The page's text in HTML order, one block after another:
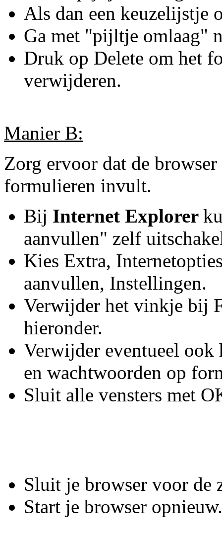
Als dan een keuzelijstje
Ga met "pijltje omlaag"
Druk op Delete om het
verwijderen.
Manier B:
Zorg ervoor dat de
formulieren invult.
Bij Internet Explorer
aanvullen" zelf
Kies Extra,
aanvullen, Instellingen.
Verwijder het vinkje bij
hieronder.
Verwijder eventueel
en wachtwoorden op
Sluit alle vensters met
Sluit je browser voor de
Start je browser opnieuw.